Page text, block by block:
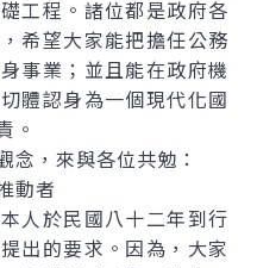
工程。諸位都是政府各
希望大家能把擔任公務
事業；並且能在政府機
體認身為一個現代化國
。
，來與各位共勉：
動者
於民國八十二年到行
出的要求。因為，大家